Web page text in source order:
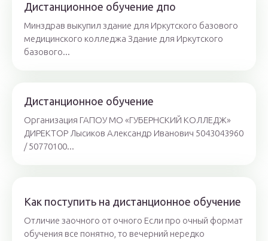
Дистанционное обучение дпо
Минздрав выкупил здание для Иркутского базового
медицинского колледжа Здание для Иркутского
базового...
Дистанционное обучение
Организация ГАПОУ МО «ГУБЕРНСКИЙ КОЛЛЕДЖ»
ДИРЕКТОР Лысиков Александр Иванович 5043043960
/ 50770100...
Как поступить на дистанционное обучение
Отличие заочного от очного Если про очный формат
обучения все понятно, то вечерний нередко